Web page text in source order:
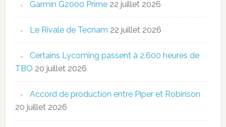
Garmin G2000 Prime 22 juillet 2026
Le Rivale de Tecnam 22 juillet 2026
Certains Lycoming passent à 2.600 heures de
TBO 20 juillet 2026
Accord de production entre Piper et Robinson
20 juillet 2026